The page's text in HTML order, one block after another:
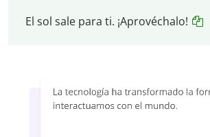
El sol sale para ti. ¡Aprovéchalo!